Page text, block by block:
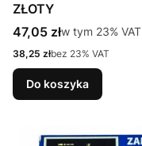
ZŁOTY
Cena brutto
47,05 złw tym %s VAT
w tym 23% VAT
Cena netto
38,25 złbez 23% VAT
Do koszyka